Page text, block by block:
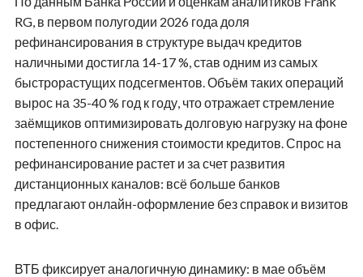
RG, в первом полугодии 2026 года доля
рефинансирования в структуре выдач кредитов
наличными достигла 14-17 %, став одним из самых
быстрорастущих подсегментов. Объём таких операций
вырос на 35-40 % год к году, что отражает стремление
заёмщиков оптимизировать долговую нагрузку на фоне
постепенного снижения стоимости кредитов. Спрос на
рефинансирование растет и за счет развития
дистанционных каналов: всё больше банков
предлагают онлайн-оформление без справок и визитов
в офис.
ВТБ фиксирует аналогичную динамику: в мае объём